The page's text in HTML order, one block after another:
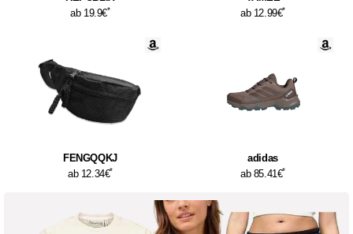
ab 19.9€*
ab 12.99€*
FENGQQKJ
ab 12.34€*
adidas
ab 85.41€*